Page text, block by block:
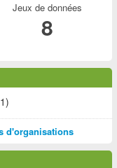
Jeux de données
8
d'organisations